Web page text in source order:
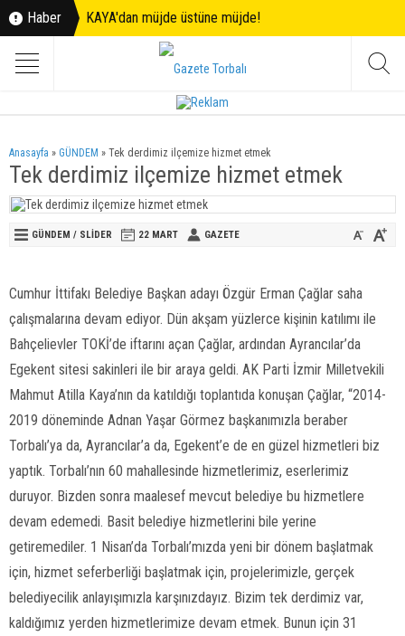
Haber KAYA'dan müjde üstüne müjde!
Anasayfa » GÜNDEM » Tek derdimiz ilçemize hizmet etmek
Tek derdimiz ilçemize hizmet etmek
GÜNDEM / SLİDER 22 MART GAZETE
Cumhur İttifakı Belediye Başkan adayı Özgür Erman Çağlar saha
çalışmalarına devam ediyor. Dün akşam yüzlerce kişinin katılımı ile
Bahçelievler TOKİ’de iftarını açan Çağlar, ardından Ayrancılar’da
Egekent sitesi sakinleri ile bir araya geldi. AK Parti İzmir Milletvekili
Mahmut Atilla Kaya’nın da katıldığı toplantıda konuşan Çağlar, “2014-
2019 döneminde Adnan Yaşar Görmez başkanımızla beraber
Torbalı’ya da, Ayrancılar’a da, Egekent’e de en güzel hizmetleri biz
yaptık. Torbalı’nın 60 mahallesinde hizmetlerimiz, eserlerimiz
duruyor. Bizden sonra maalesef mevcut belediye bu hizmetlere
devam edemedi. Basit belediye hizmetlerini bile yerine
getiremediler. 1 Nisan’da Torbalı’mızda yeni bir dönem başlatmak
için, hizmet seferberliği başlatmak için, projelerimizle, gerçek
belediyecilik anlayışımızla karşınızdayız. Bizim tek derdimiz var,
kaldığımız yerden hizmetlerimize devam etmek. Bunun için 31